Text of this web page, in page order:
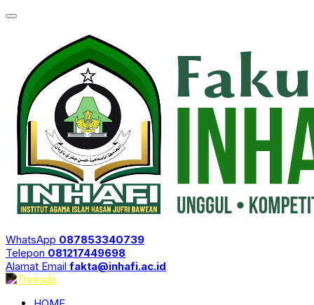
WhatsApp 087853340739
Telepon 081217449698
Alamat Email fakta@inhafi.ac.id